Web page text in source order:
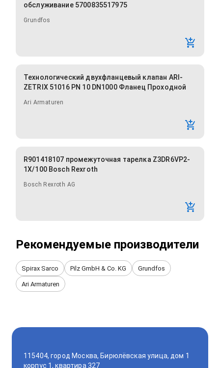
обслуживание 5700835517975
Grundfos
Технологический двухфланцевый клапан ARI-
ZETRIX 51016 PN 10 DN1000 Фланец Проходной
Ari Armaturen
R901418107 промежуточная тарелка Z3DR6VP2-
1X/100 Bosch Rexroth
Bosch Rexroth AG
Рекомендуемые производители
Spirax Sarco Pilz GmbH & Co. KG Grundfos
Ari Armaturen
115404, город Москва, Бирюлёвская улица, дом 1
корпус 1, квартира 327